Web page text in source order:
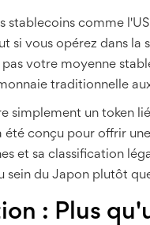
comme
si vous opérez dans la
votre moyenne
traditionnelle
simplement un token
conçu pour offrir
et sa classification
du Japon plutôt
: Plus